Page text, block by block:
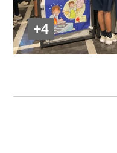
+4